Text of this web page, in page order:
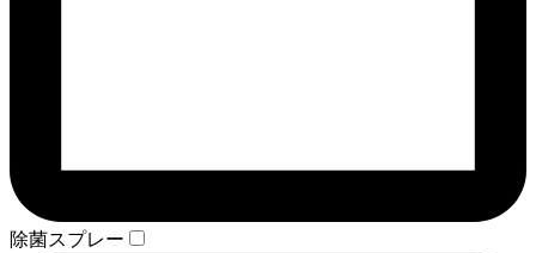
除菌スプレー